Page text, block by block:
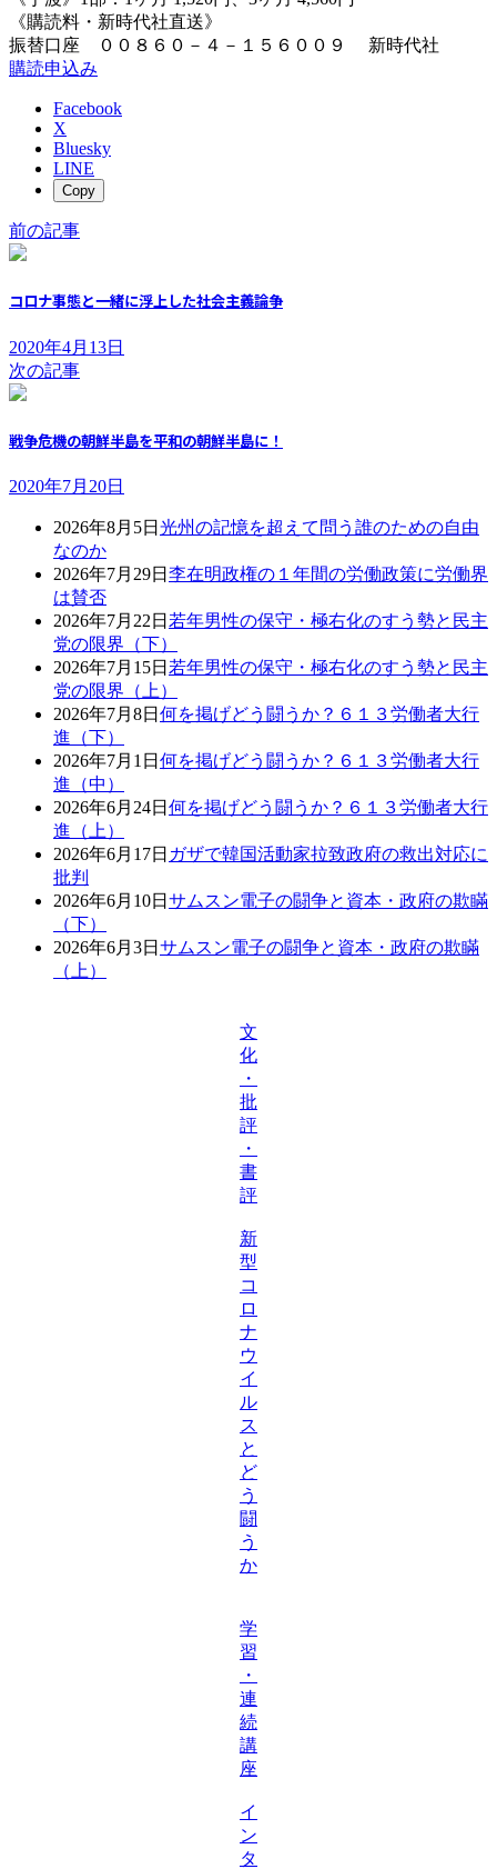
《購読料・新時代社直送》
振替口座 ００８６０－４－１５６００９ 新時代社
購読申込み
Facebook
X
Bluesky
LINE
Copy
前の記事
コロナ事態と一緒に浮上した社会主義論争
2020年4月13日
次の記事
戦争危機の朝鮮半島を平和の朝鮮半島に！
2020年7月20日
2026年8月5日 光州の記憶を超えて問う誰のための自由
なのか
2026年7月29日 李在明政権の１年間の労働政策に労働界
は賛否
2026年7月22日 若年男性の保守・極右化のすう勢と民主
党の限界（下）
2026年7月15日 若年男性の保守・極右化のすう勢と民主
党の限界（上）
2026年7月8日 何を掲げどう闘うか？６１３労働者大行
進（下）
2026年7月1日 何を掲げどう闘うか？６１３労働者大行
進（中）
2026年6月24日 何を掲げどう闘うか？６１３労働者大行
進（上）
2026年6月17日 ガザで韓国活動家拉致政府の救出対応に
批判
2026年6月10日 サムスン電子の闘争と資本・政府の欺瞞
（下）
2026年6月3日 サムスン電子の闘争と資本・政府の欺瞞
（上）
文
化
・
批
評
・
書
評
新
型
コ
ロ
ナ
ウ
イ
ル
ス
と
ど
う
闘
う
か
学
習
・
連
続
講
座
イ
ン
タ